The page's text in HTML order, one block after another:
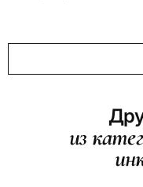
из